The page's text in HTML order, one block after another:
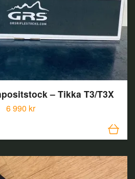
– Tikka T3/T3X
6 990 kr